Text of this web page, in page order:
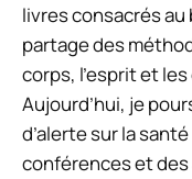
livres consacrés
partage des
corps, l’esprit et
Aujourd’hui, je
d’alerte sur la
conférences et